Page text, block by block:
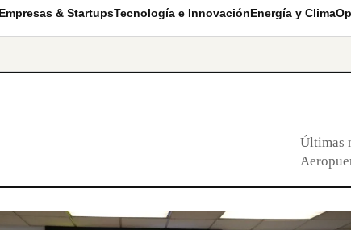
& StartupsTecnología e InnovaciónEnergía y Clima
Últimas